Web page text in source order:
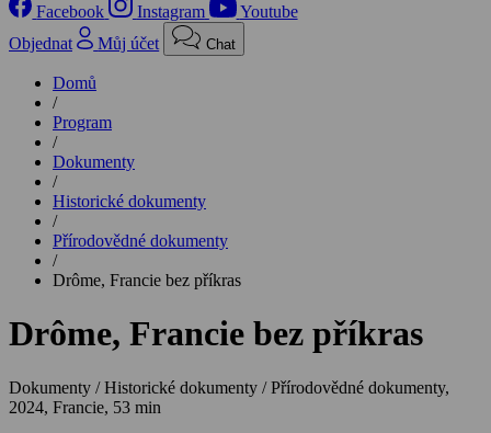
Facebook Instagram
Youtube
Objednat
Můj účet Chat
Domů
/
Program
/
Dokumenty
/
Historické dokumenty
/
Přírodovědné dokumenty
/
Drôme, Francie bez příkras
Drôme, Francie bez příkras
Dokumenty / Historické dokumenty / Přírodovědné dokumenty,
2024, Francie, 53 min